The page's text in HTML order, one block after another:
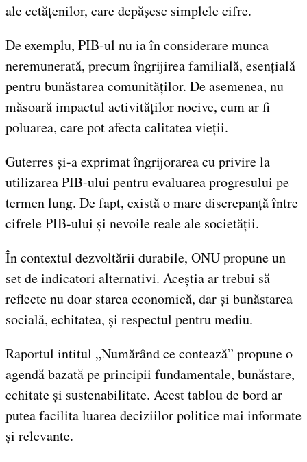
ale cetățenilor, care depășesc simplele cifre.
De exemplu, PIB-ul nu ia în considerare munca
neremunerată, precum îngrijirea familială, esențială
pentru bunăstarea comunităților. De asemenea, nu
măsoară impactul activităților nocive, cum ar fi
poluarea, care pot afecta calitatea vieții.
Guterres și-a exprimat îngrijorarea cu privire la
utilizarea PIB-ului pentru evaluarea progresului pe
termen lung. De fapt, există o mare discrepanță între
cifrele PIB-ului și nevoile reale ale societății.
În contextul dezvoltării durabile, ONU propune un
set de indicatori alternativi. Aceștia ar trebui să
reflecte nu doar starea economică, dar și bunăstarea
socială, echitatea, și respectul pentru mediu.
Raportul intitul „Numărând ce contează” propune o
agendă bazată pe principii fundamentale, bunăstare,
echitate și sustenabilitate. Acest tablou de bord ar
putea facilita luarea deciziilor politice mai informate
și relevante.